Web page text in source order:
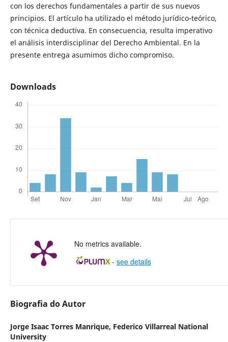
con los derechos fundamentales a partir de sus nuevos
principios. El artículo ha utilizado el método jurídico-teórico,
con técnica deductiva. En consecuencia, resulta imperativo
el análisis interdisciplinar del Derecho Ambiental. En la
presente entrega asumimos dicho compromiso.
Downloads
No metrics available.
- see details
Biografia do Autor
Jorge Isaac Torres Manrique, Federico Villarreal National
University